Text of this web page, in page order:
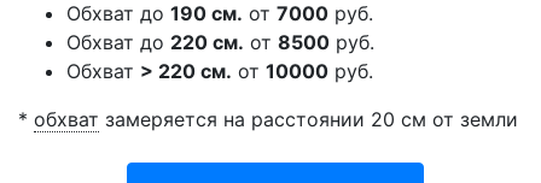
Обхват до 190 см. от 7000 руб.
Обхват до 220 см. от 8500 руб.
Обхват > 220 см. от 10000 руб.
* обхват замеряется на расстоянии 20 см от земли